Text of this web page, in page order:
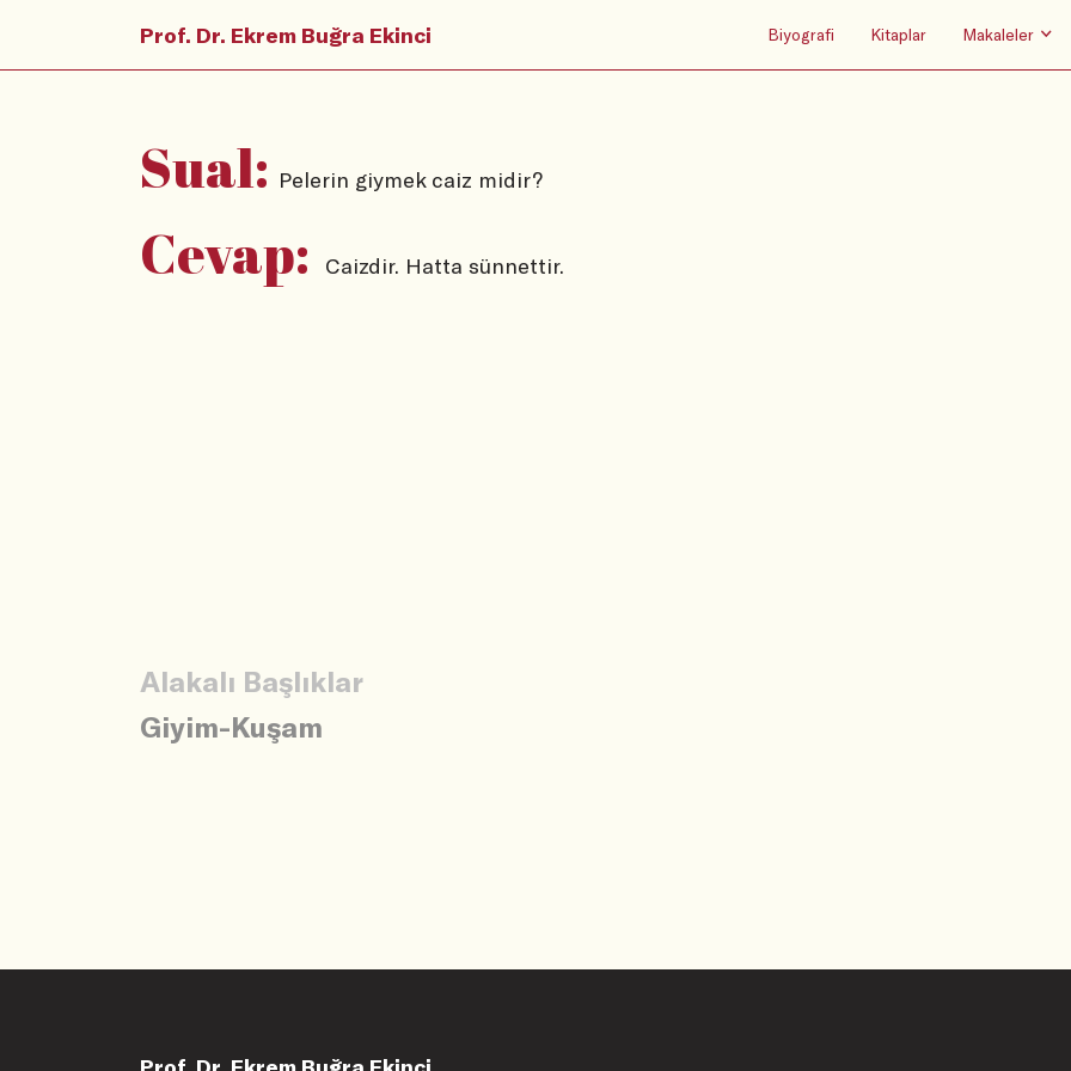
Prof. Dr. Ekrem Buğra Ekinci Biyografi Kitaplar Makaleler
Sual: Pelerin giymek caiz midir?
Cevap: Caizdir. Hatta sünnettir.
Alakalı Başlıklar
Giyim-Kuşam